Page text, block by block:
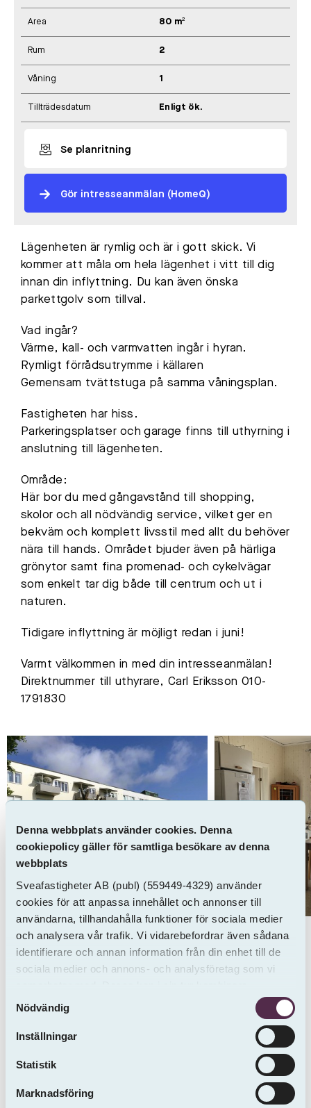
Denna webbplats använder cookies. Denna
cookiepolicy gäller för samtliga besökare av denna
webbplats
Sveafastigheter AB (publ) (559449-4329) använder
cookies för att anpassa innehållet och annonser till
användarna, tillhandahålla funktioner för sociala medier
och analysera vår trafik. Vi vidarebefordrar även sådana
identifierare och annan information från din enhet till de
sociala medier och annons- och analysföretag som vi
informationen med annan information som du har
tillhandahållit eller som de har samlat in från andra än
oss.
Samtyckesval
Nödvändig
Inställningar
Statistik
Marknadsföring
Area 80 m²
Rum 2
Våning 1
Tillträdesdatum Enligt ök.
Se planritning
Gör intresseanmälan (HomeQ)
Lägenheten är rymlig och är i gott skick. Vi
kommer att måla om hela lägenhet i vitt till dig
innan din inflyttning. Du kan även önska
parkettgolv som tillval.
Vad ingår?
Värme, kall- och varmvatten ingår i hyran.
Rymligt förrådsutrymme i källaren
Gemensam tvättstuga på samma våningsplan.
Fastigheten har hiss.
Parkeringsplatser och garage finns till uthyrning i
anslutning till lägenheten.
Område:
Här bor du med gångavstånd till shopping,
skolor och all nödvändig service, vilket ger en
bekväm och komplett livsstil med allt du behöver
nära till hands. Området bjuder även på härliga
grönytor samt fina promenad- och cykelvägar
som enkelt tar dig både till centrum och ut i
naturen.
Tidigare inflyttning är möjligt redan i juni!
Varmt välkommen in med din intresseanmälan!
Direktnummer till uthyrare, Carl Eriksson 010-
1791830
Hiss
Tvättmaskin
Köksfläkt
Diskmaskin